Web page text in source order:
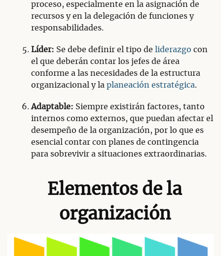
proceso, especialmente en la asignación de
recursos y en la delegación de funciones y
responsabilidades.
Líder: Se debe definir el tipo de liderazgo con
el que deberán contar los jefes de área
conforme a las necesidades de la estructura
organizacional y la planeación estratégica.
Adaptable: Siempre existirán factores, tanto
internos como externos, que puedan afectar el
desempeño de la organización, por lo que es
esencial contar con planes de contingencia
para sobrevivir a situaciones extraordinarias.
Elementos de la
organización